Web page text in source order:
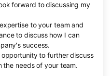
forward to discussing my
to your team and
to discuss how I can
success.
to further discuss
the needs of your team.